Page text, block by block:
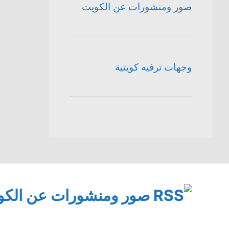
صور ومنشورات عن الكويت
وجهات ترفيه كويتية
صور ومنشورات عن